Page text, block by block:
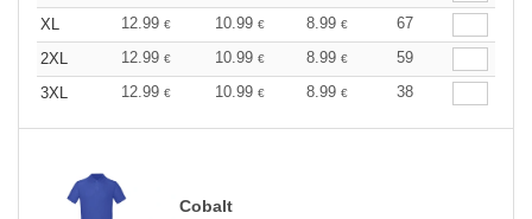
XL
12.99 € 10.99 € 8.99 €
67
2XL
12.99 € 10.99 € 8.99 €
59
3XL
12.99 € 10.99 € 8.99 € 38
Cobalt